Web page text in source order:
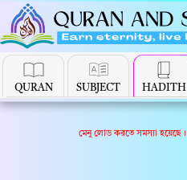
QURAN SUBJECT HADITH
মেনু লোড করতে সমস্যা হয়েছে।